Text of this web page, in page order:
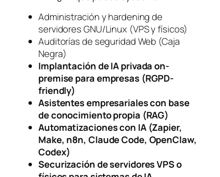
Administración y hardening de
servidores GNU/Linux (VPS y físicos)
Auditorías de seguridad Web (Caja
Negra)
Implantación de IA privada on-
premise para empresas (RGPD-
friendly)
Asistentes empresariales con base
de conocimiento propia (RAG)
Automatizaciones con IA (Zapier,
Make, n8n, Claude Code, OpenClaw,
Codex)
Securización de servidores VPS o